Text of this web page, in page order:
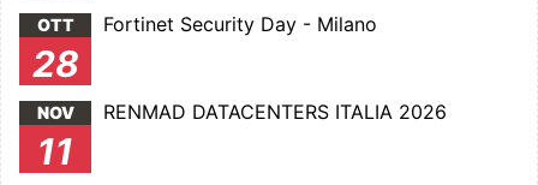
OTT
28
Fortinet Security Day - Milano
NOV
11
RENMAD DATACENTERS ITALIA 2026